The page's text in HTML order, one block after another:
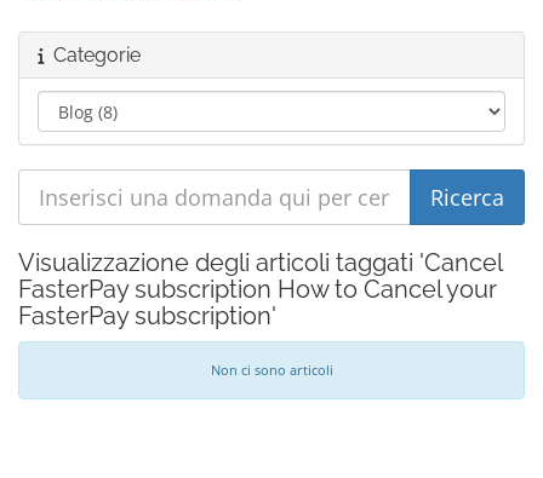
Categorie
Visualizzazione degli articoli taggati 'Cancel
FasterPay subscription How to Cancel your
FasterPay subscription'
Non ci sono articoli